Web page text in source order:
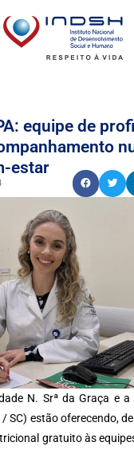
equipe de
estar
N. Srª da Graça e a
SC) estão oferecendo,
gratuito às